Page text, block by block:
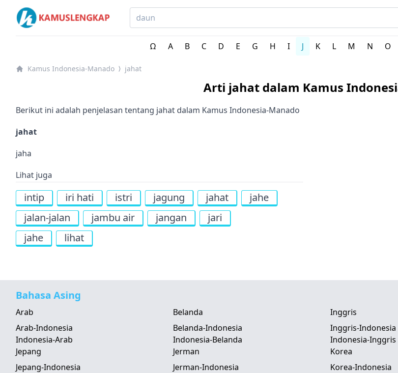
Kamus Lengkap Indonesia-Manado - Kamus Bahasa Daerah Indonesia
Ω A B C D E G H I J K L M N O
Kamus Indonesia-Manado ⟩ jahat
Arti jahat dalam Kamus
Berikut ini adalah penjelasan tentang jahat dalam Kamus Indonesia-Manado
jahat
jaha
Lihat juga
intip iri hati istri jagung jahat
jahe
jalan-jalan
jambu air jangan
jari
jahe
lihat
Bahasa Asing
Arab
Arab-Indonesia
Indonesia-Arab
Belanda
Belanda-Indonesia
Indonesia-Belanda
Inggris
Inggris-Indonesia
Indonesia-Inggris
Jepang
Jepang-Indonesia
Jerman
Jerman-Indonesia
Korea
Korea-Indonesia